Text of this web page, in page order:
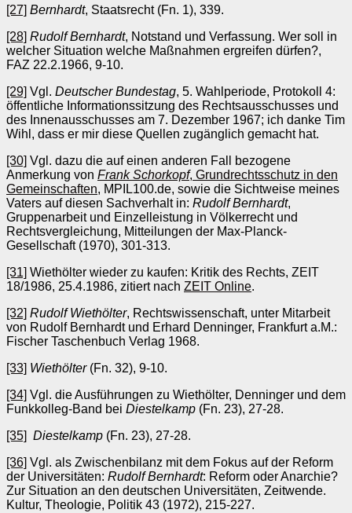
[27] Bernhardt, Staatsrecht (Fn. 1), 339.
[28] Rudolf Bernhardt, Notstand und Verfassung. Wer soll in
welcher Situation welche Maßnahmen ergreifen dürfen?,
FAZ 22.2.1966, 9-10.
[29] Vgl. Deutscher Bundestag, 5. Wahlperiode, Protokoll 4:
öffentliche Informationssitzung des Rechtsausschusses und
des Innenausschusses am 7. Dezember 1967; ich danke Tim
Wihl, dass er mir diese Quellen zugänglich gemacht hat.
[30] Vgl. dazu die auf einen anderen Fall bezogene
Anmerkung von Frank Schorkopf, Grundrechtsschutz in den
Gemeinschaften, MPIL100.de, sowie die Sichtweise meines
Vaters auf diesen Sachverhalt in: Rudolf Bernhardt,
Gruppenarbeit und Einzelleistung in Völkerrecht und
Rechtsvergleichung, Mitteilungen der Max-Planck-
Gesellschaft (1970), 301-313.
[31] Wiethölter wieder zu kaufen: Kritik des Rechts, ZEIT
18/1986, 25.4.1986, zitiert nach ZEIT Online.
[32] Rudolf Wiethölter, Rechtswissenschaft, unter Mitarbeit
von Rudolf Bernhardt und Erhard Denninger, Frankfurt a.M.:
Fischer Taschenbuch Verlag 1968.
[33] Wiethölter (Fn. 32), 9-10.
[34] Vgl. die Ausführungen zu Wiethölter, Denninger und dem
Funkkolleg-Band bei Diestelkamp (Fn. 23), 27-28.
[35] Diestelkamp (Fn. 23), 27-28.
[36] Vgl. als Zwischenbilanz mit dem Fokus auf der Reform
der Universitäten: Rudolf Bernhardt: Reform oder Anarchie?
Zur Situation an den deutschen Universitäten, Zeitwende.
Kultur, Theologie, Politik 43 (1972), 215-227.